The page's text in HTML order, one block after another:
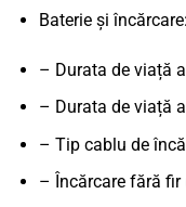
Baterie și încărcare:
– Durata de viață
– Durata de viață
– Tip cablu de
– Încărcare fără fir